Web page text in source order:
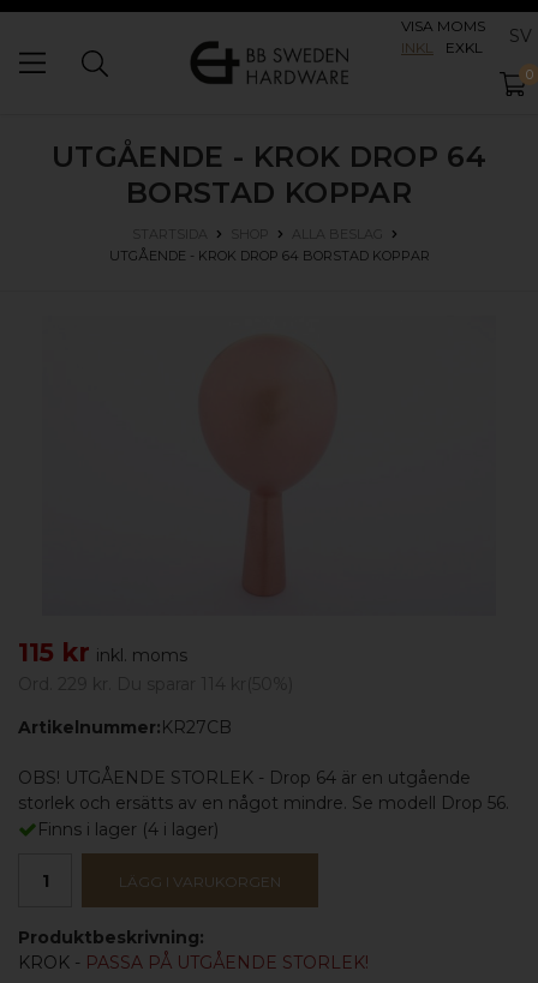
VISA MOMS
INKL
EXKL SV
0
UTGÅENDE - KROK DROP 64
BORSTAD KOPPAR
STARTSIDA SHOP
ALLA BESLAG
UTGÅENDE - KROK DROP 64 BORSTAD KOPPAR
115 kr inkl. moms
Artikelnummer:KR27CB
OBS! UTGÅENDE STORLEK - Drop 64 är en utgående
storlek och ersätts av en något mindre. Se modell Drop 56.
Finns i lager (4 i lager)
LÄGG I VARUKORGEN
Produktbeskrivning:
KROK - PASSA PÅ UTGÅENDE STORLEK!